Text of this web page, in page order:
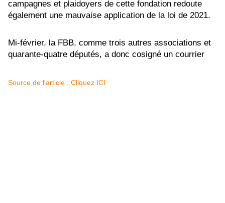
campagnes et plaidoyers de cette fondation redoute
également une mauvaise application de la loi de 2021.
Mi-février, la FBB, comme trois autres associations et
quarante-quatre députés, a donc cosigné un courrier
Source de l'article : Cliquez ICI